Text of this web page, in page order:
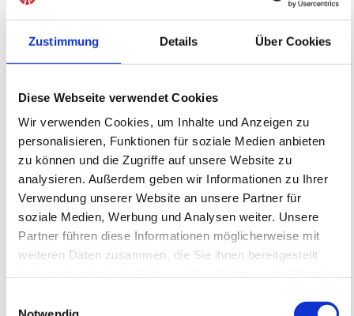
Zustimmung Details Über Cookies
Diese Webseite verwendet Cookies
Wir verwenden Cookies, um Inhalte und Anzeigen zu
personalisieren, Funktionen für soziale Medien anbieten
zu können und die Zugriffe auf unsere Website zu
analysieren. Außerdem geben wir Informationen zu Ihrer
Verwendung unserer Website an unsere Partner für
soziale Medien, Werbung und Analysen weiter. Unsere
Partner führen diese Informationen möglicherweise mit
weiteren Daten zusammen, die Sie ihnen bereitgestellt
Anmelden 219,05 EUR
197,15 EUR
FC TÜRK Kelsterbach